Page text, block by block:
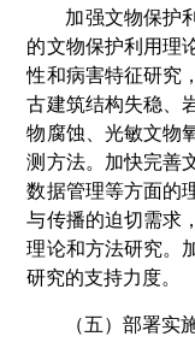
加强文物保护
的文物保护利用理
性和病害特征研究
古建筑结构失稳、
物腐蚀、光敏文物
测方法。加快完善
数据管理等方面的
与传播的迫切需求
理论和方法研究。
研究的支持力度。
（五）部署实